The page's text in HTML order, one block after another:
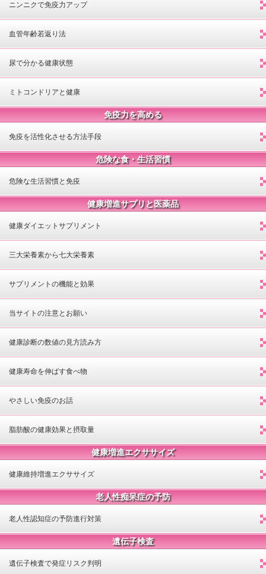
ニンニクで免疫力アップ
血管年齢若返り法
尿で分かる健康状態
ミトコンドリアと健康
免疫力を高める
免疫を活性化させる方法手段
危険な食・生活習慣
危険な生活習慣と免疫
健康増進サプリと医薬品
健康ダイエットサプリメント
三大栄養素から七大栄養素
サプリメントの機能と効果
当サイトの注意とお願い
健康診断の数値の見方読み方
健康寿命を伸ばす食べ物
やさしい免疫のお話
脂肪酸の健康効果と摂取量
健康増進エクササイズ
健康維持増進エクササイズ
老人性痴呆症の予防
老人性認知症の予防進行対策
遺伝子検査
遺伝子検査で発症リスク判明